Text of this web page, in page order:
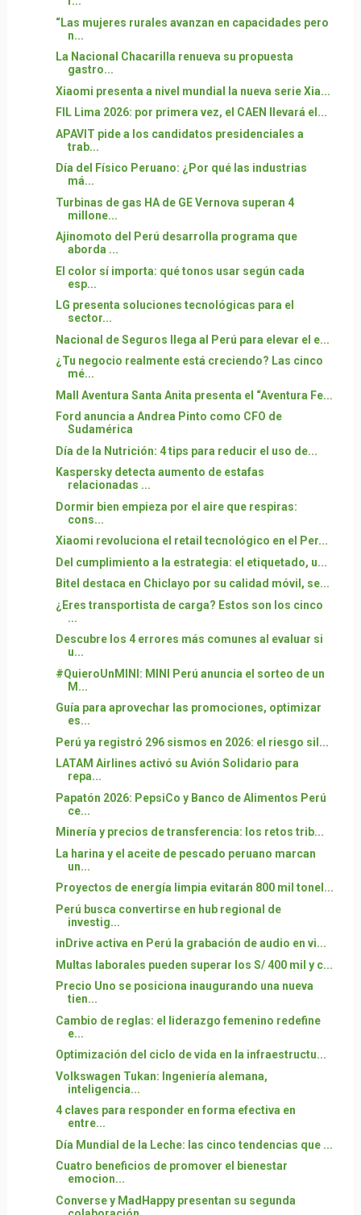
“Las mujeres rurales avanzan en capacidades pero
n...
La Nacional Chacarilla renueva su propuesta
gastro...
Xiaomi presenta a nivel mundial la nueva serie Xia...
FIL Lima 2026: por primera vez, el CAEN llevará el...
APAVIT pide a los candidatos presidenciales a
trab...
Día del Físico Peruano: ¿Por qué las industrias
má...
Turbinas de gas HA de GE Vernova superan 4
millone...
Ajinomoto del Perú desarrolla programa que
aborda ...
El color sí importa: qué tonos usar según cada
esp...
LG presenta soluciones tecnológicas para el
sector...
Nacional de Seguros llega al Perú para elevar el e...
¿Tu negocio realmente está creciendo? Las cinco
mé...
Mall Aventura Santa Anita presenta el “Aventura Fe...
Ford anuncia a Andrea Pinto como CFO de
Sudamérica
Día de la Nutrición: 4 tips para reducir el uso de...
Kaspersky detecta aumento de estafas
relacionadas ...
Dormir bien empieza por el aire que respiras:
cons...
Xiaomi revoluciona el retail tecnológico en el Per...
Del cumplimiento a la estrategia: el etiquetado, u...
Bitel destaca en Chiclayo por su calidad móvil, se...
¿Eres transportista de carga? Estos son los cinco
...
Descubre los 4 errores más comunes al evaluar si
u...
#QuieroUnMINI: MINI Perú anuncia el sorteo de un
M...
Guía para aprovechar las promociones, optimizar
es...
Perú ya registró 296 sismos en 2026: el riesgo sil...
LATAM Airlines activó su Avión Solidario para
repa...
Papatón 2026: PepsiCo y Banco de Alimentos Perú
ce...
Minería y precios de transferencia: los retos trib...
La harina y el aceite de pescado peruano marcan
un...
Proyectos de energía limpia evitarán 800 mil tonel...
Perú busca convertirse en hub regional de
investig...
inDrive activa en Perú la grabación de audio en vi...
Multas laborales pueden superar los S/ 400 mil y c...
Precio Uno se posiciona inaugurando una nueva
tien...
Cambio de reglas: el liderazgo femenino redefine
e...
Optimización del ciclo de vida en la infraestructu...
Volkswagen Tukan: Ingeniería alemana,
inteligencia...
4 claves para responder en forma efectiva en
entre...
Día Mundial de la Leche: las cinco tendencias que ...
Cuatro beneficios de promover el bienestar
emocion...
Converse y MadHappy presentan su segunda